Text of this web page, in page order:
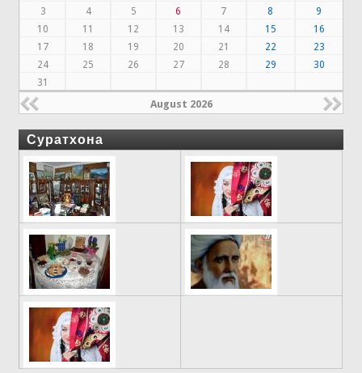
3
4 5 6 7 8
9
10
11 12 13 14 15
16
17
18 19 20 21 22
23
24
25 26 27 28 29
30
31
August 2026
Суратхона